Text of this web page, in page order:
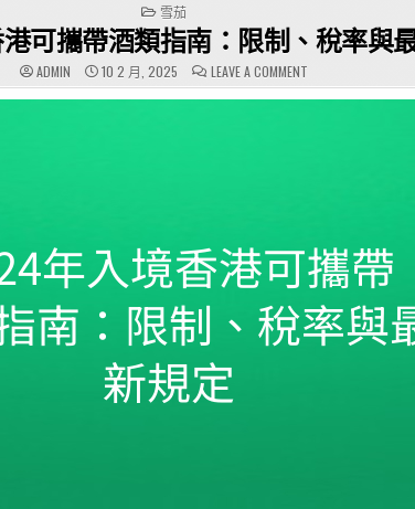
POSTED
IN
雪茄
可攜帶酒類指南：限制、稅率與
ADMIN 10 2 月, 2025 LEAVE A COMMENTON
2024
年
限
制、
稅
與
最
新